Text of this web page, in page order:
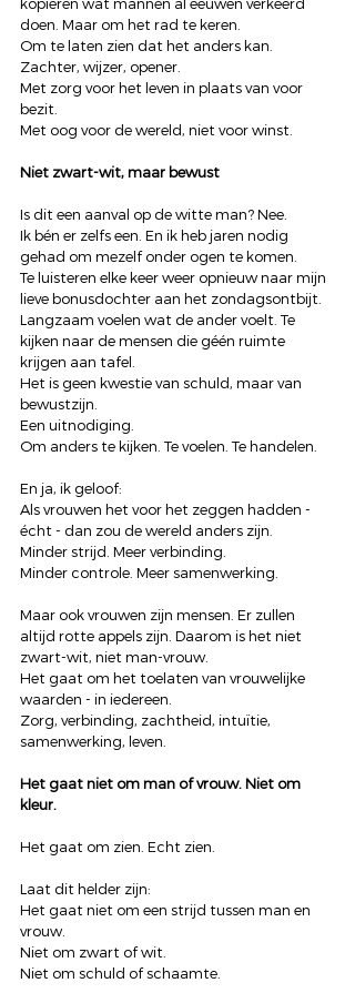
kopiëren wat mannen al eeuwen verkeerd
doen. Maar om het rad te keren.
Om te laten zien dat het anders kan.
Zachter, wijzer, opener.
Met zorg voor het leven in plaats van voor
bezit.
Met oog voor de wereld, niet voor winst.
Niet zwart-wit, maar bewust
Is dit een aanval op de witte man? Nee.
Ik bén er zelfs een. En ik heb jaren nodig
gehad om mezelf onder ogen te komen.
Te luisteren elke keer weer opnieuw naar mijn
lieve bonusdochter aan het zondagsontbijt.
Langzaam voelen wat de ander voelt. Te
kijken naar de mensen die géén ruimte
krijgen aan tafel.
Het is geen kwestie van schuld, maar van
bewustzijn.
Een uitnodiging.
Om anders te kijken. Te voelen. Te handelen.
En ja, ik geloof:
Als vrouwen het voor het zeggen hadden -
écht - dan zou de wereld anders zijn.
Minder strijd. Meer verbinding.
Minder controle. Meer samenwerking.
Maar ook vrouwen zijn mensen. Er zullen
altijd rotte appels zijn. Daarom is het niet
zwart-wit, niet man-vrouw.
Het gaat om het toelaten van vrouwelijke
waarden - in iedereen.
Zorg, verbinding, zachtheid, intuïtie,
samenwerking, leven.
Het gaat niet om man of vrouw. Niet om
kleur.
Het gaat om zien. Echt zien.
Laat dit helder zijn:
Het gaat niet om een strijd tussen man en
vrouw.
Niet om zwart of wit.
Niet om schuld of schaamte.